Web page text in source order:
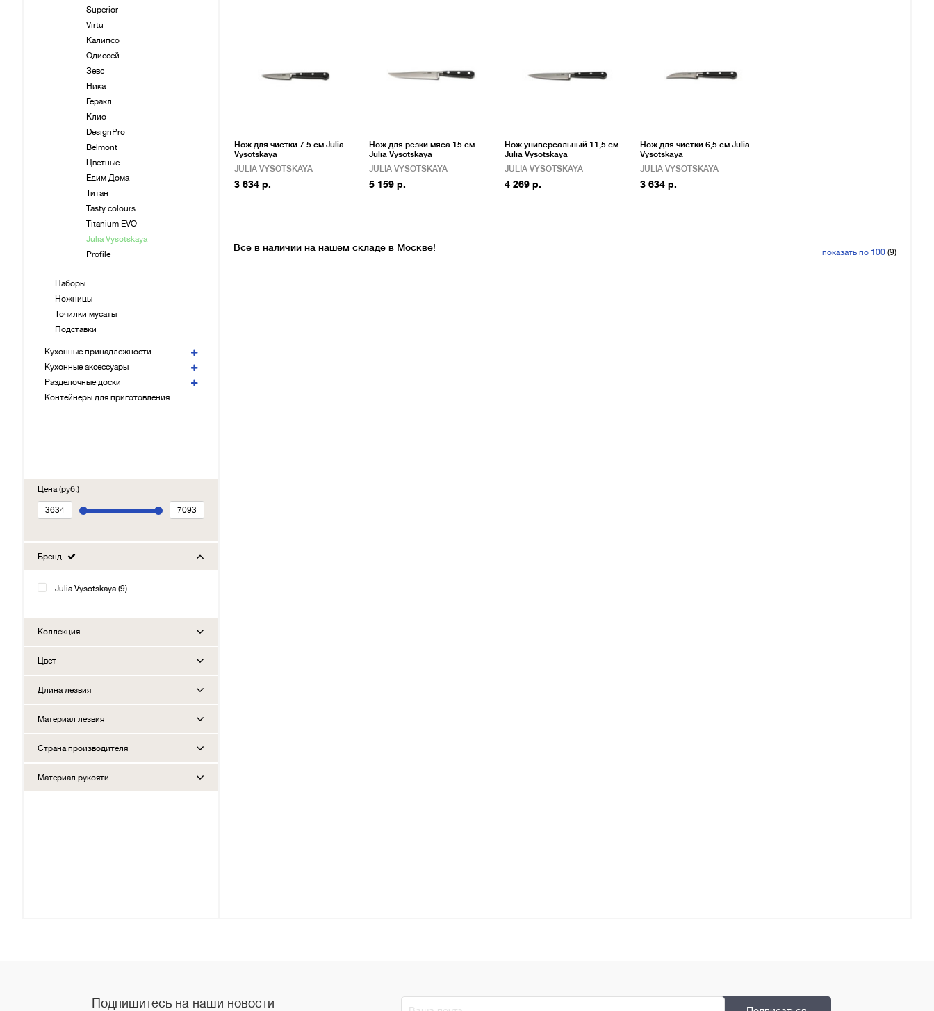
Superior
Virtu
Калипсо
Одиссей
Зевс
Ника
Геракл
Клио
DesignPro
Belmont
Цветные
Едим Дома
Титан
Tasty colours
Titanium EVO
Julia Vysotskaya
Profile
Наборы
Ножницы
Точилки мусаты
Подставки
Кухонные принадлежности
Кухонные аксессуары
Разделочные доски
Контейнеры для приготовления
Цена (руб.)
Бренд
Julia Vysotskaya (9)
Коллекция
Цвет
Длина лезвия
Материал лезвия
Страна производителя
Материал рукояти
Нож для чистки 7.5 см Julia
Vysotskaya
JULIA VYSOTSKAYA
3 634 р.
Нож для резки мяса 15 см
Julia Vysotskaya
JULIA VYSOTSKAYA
5 159 р.
Нож универсальный 11,5 см
Julia Vysotskaya
JULIA VYSOTSKAYA
4 269 р.
Нож для чистки 6,5 см Julia
Vysotskaya
JULIA VYSOTSKAYA
3 634 р.
Все в наличии на нашем складе в Москве! показать по 100(9)
Подпишитесь на наши новости